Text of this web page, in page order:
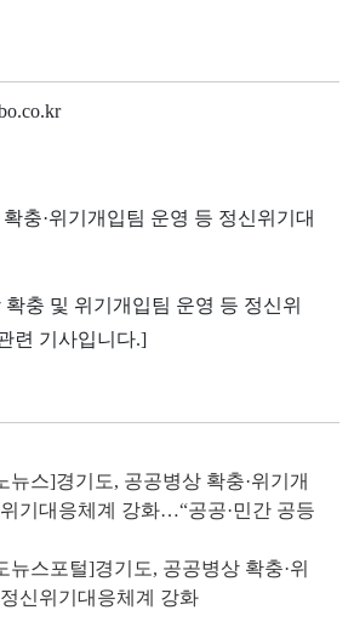
충·위기개입팀 운영 등 정신위기대
충 및 위기개입팀 운영 등 정신위
련 기사입니다.]
뉴스]경기도, 공공병상 확충·위기개
기대응체계 강화…“공공·민간 공등
뉴스포털]경기도, 공공병상 확충·위
신위기대응체계 강화